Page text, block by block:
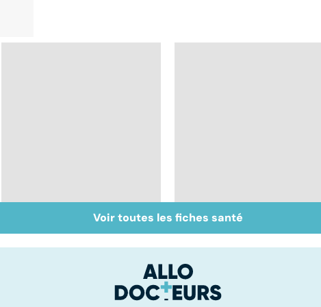
Inflammation des
amygdales : que faire
Suicide : prévenir le
passage à l'acte
Voir toutes les fiches santé